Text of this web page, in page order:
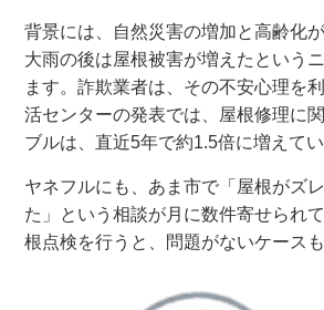
背景には、自然災害の増加と高齢化
大雨の後は屋根被害が増えたという
ます。詐欺業者は、その不安心理を
活センターの発表では、屋根修理に
ブルは、直近5年で約1.5倍に増えてい
ヤネフルにも、あま市で「屋根がズ
た」という相談が月に数件寄せられ
根点検を行うと、問題がないケース